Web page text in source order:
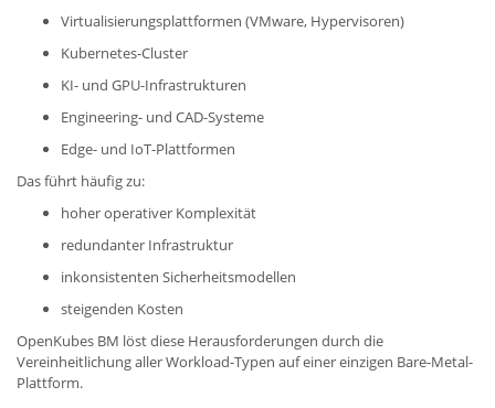
Virtualisierungsplattformen (VMware, Hypervisoren)
Kubernetes-Cluster
KI- und GPU-Infrastrukturen
Engineering- und CAD-Systeme
Edge- und IoT-Plattformen
Das führt häufig zu:
hoher operativer Komplexität
redundanter Infrastruktur
inkonsistenten Sicherheitsmodellen
steigenden Kosten
OpenKubes BM löst diese Herausforderungen durch die
Vereinheitlichung aller Workload-Typen auf einer einzigen Bare-Metal-
Plattform.